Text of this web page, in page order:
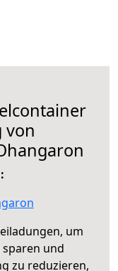
von
um
und
zu reduzieren,